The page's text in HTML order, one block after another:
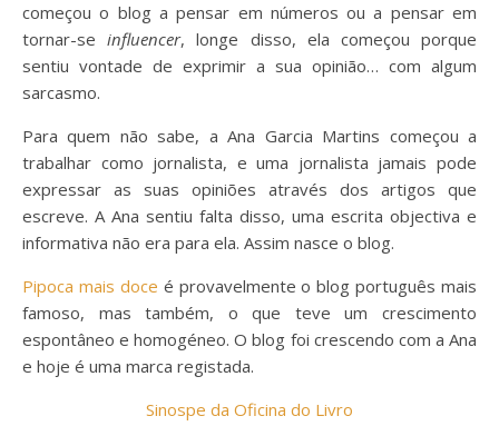
começou o blog a pensar em números ou a pensar em
tornar-seinfluencer, longe disso, ela começou porque
sentiu vontade de exprimir a sua opinião… com algum
sarcasmo.
Para quem não sabe, a Ana Garcia Martins começou a
trabalhar como jornalista, e uma jornalista jamais pode
expressar as suas opiniões através dos artigos que
escreve. A Ana sentiu falta disso, uma escrita objectiva e
informativa não era para ela. Assim nasce o blog.
Pipoca mais doce é provavelmente o blog português mais
famoso, mas também, o que teve um crescimento
espontâneo e homogéneo. O blog foi crescendo com a Ana
e hoje é uma marca registada.
Sinospe da Oficina do Livro